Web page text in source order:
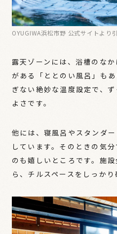
OYUGIWA浜松市野 公式サイトより
露天ゾーンには、浴槽のな
がある「ととのい風呂」も
ぎない絶妙な温度設定で、
よさです。
他には、寝風呂やスタンダ
しています。そのときの気
のも嬉しいところです。施
ら、チルスペースをしっかり